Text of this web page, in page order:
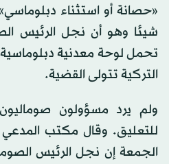
«حصانة أو استثناء
شيئا وهو أن نجل الرئيس
تحمل لوحة معدنية
التركية تتولى القضية.
ولم يرد مسؤولون
للتعليق. وقال مكتب
الجمعة إن نجل الرئيس